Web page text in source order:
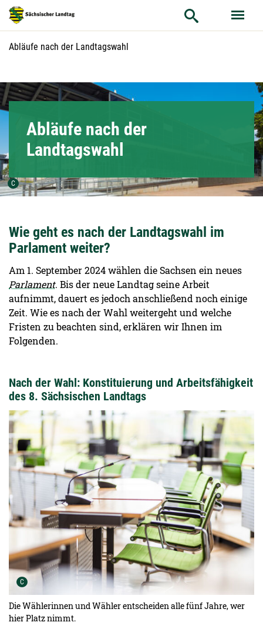
Hauptnavigation
Hauptinhalt
Service
Aktuelle Seite:
Abläufe nach der Landtagswahl
C Urheber der Grafik:
Abläufe nach der
Landtagswahl
Wie geht es nach der Landtagswahl im
Parlament weiter?
Am 1. September 2024 wählen die Sachsen ein neues
Parlament. Bis der neue Landtag seine Arbeit
aufnimmt, dauert es jedoch anschließend noch einige
Zeit. Wie es nach der Wahl weitergeht und welche
Fristen zu beachten sind, erklären wir Ihnen im
Folgenden.
Nach der Wahl: Konstituierung und Arbeitsfähigkeit
des 8. Sächsischen Landtags
C Urheber der Grafik:
Die Wählerinnen und Wähler entscheiden alle fünf Jahre, wer
hier Platz nimmt.